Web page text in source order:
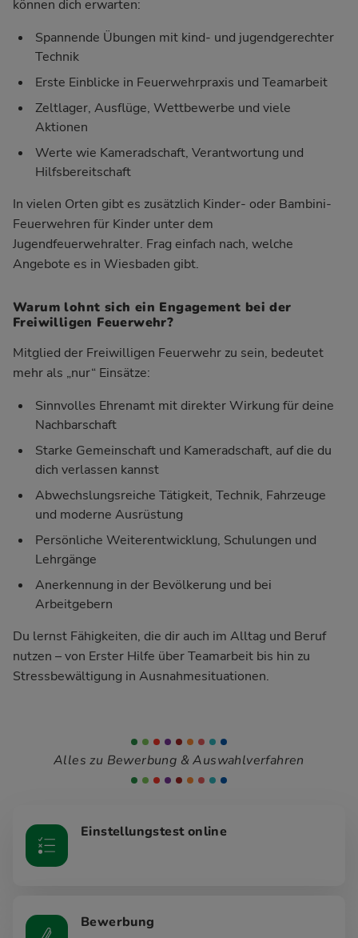
können dich erwarten:
Spannende Übungen mit kind- und jugendgerechter
Technik
Erste Einblicke in Feuerwehrpraxis und Teamarbeit
Zeltlager, Ausflüge, Wettbewerbe und viele
Aktionen
Werte wie Kameradschaft, Verantwortung und
Hilfsbereitschaft
In vielen Orten gibt es zusätzlich Kinder- oder Bambini-
Feuerwehren für Kinder unter dem
Jugendfeuerwehralter. Frag einfach nach, welche
Angebote es in Wiesbaden gibt.
Warum lohnt sich ein Engagement bei der
Freiwilligen Feuerwehr?
Mitglied der Freiwilligen Feuerwehr zu sein, bedeutet
mehr als „nur“ Einsätze:
Sinnvolles Ehrenamt mit direkter Wirkung für deine
Nachbarschaft
Starke Gemeinschaft und Kameradschaft, auf die du
dich verlassen kannst
Abwechslungsreiche Tätigkeit, Technik, Fahrzeuge
und moderne Ausrüstung
Persönliche Weiterentwicklung, Schulungen und
Lehrgänge
Anerkennung in der Bevölkerung und bei
Arbeitgebern
Du lernst Fähigkeiten, die dir auch im Alltag und Beruf
nutzen – von Erster Hilfe über Teamarbeit bis hin zu
Stressbewältigung in Ausnahmesituationen.
Alles zu Bewerbung & Auswahlverfahren
Einstellungstest online
Bewerbung